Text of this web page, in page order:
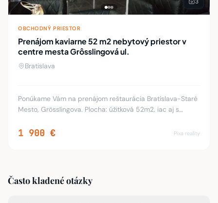
OBCHODNÝ PRIESTOR
Prenájom kaviarne 52 m2 nebytový priestor v
centre mesta Grôsslingová ul.
Bratislava
Ponúkame Vám na prenájom reštaurácia Bratislava-Staré
Mesto, Grösslingova. Plocha: úžitková 52m2. iac aj s
vstup z ulice, výklad, sociálne za
1 900 € Pixa reality
Často kladené otázky